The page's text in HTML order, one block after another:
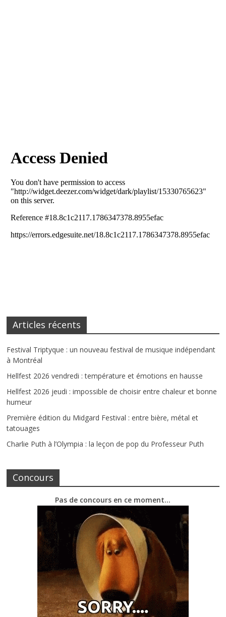
Articles récents
Festival Triptyque : un nouveau festival de musique indépendant
à Montréal
Hellfest 2026 vendredi : température et émotions en hausse
Hellfest 2026 jeudi : impossible de choisir entre chaleur et bonne
humeur
Première édition du Midgard Festival : entre bière, métal et
tatouages
Charlie Puth à l’Olympia : la leçon de pop du Professeur Puth
Concours
Pas de concours en ce moment…